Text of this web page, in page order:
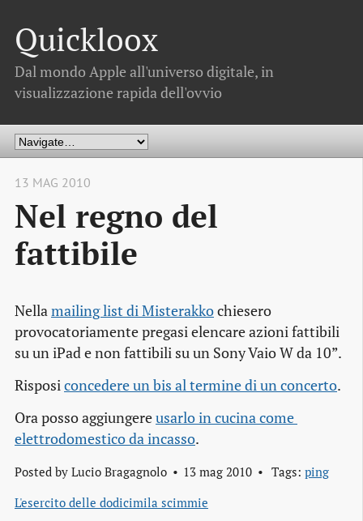
Quickloox
Dal mondo Apple all'universo digitale, in
visualizzazione rapida dell'ovvio
13 MAG 2010
Nel regno del
fattibile
Nellamailing list di Misterakkochiesero
provocatoriamentepregasi elencare azioni fattibili
su un iPad e non fattibili su un Sony Vaio W da 10”.
Risposiconcedere un bis al termine di un concerto.
Ora posso aggiungereusarlo in cucina come
elettrodomestico da incasso.
Posted by Lucio Bragagnolo 13 mag 2010 Tags: ping
L'esercito delle dodicimila scimmie